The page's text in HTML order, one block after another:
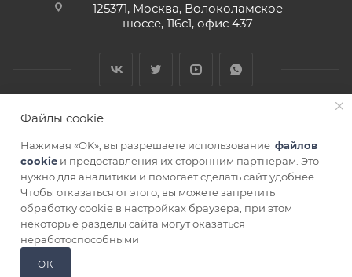
ЗАКАЗАТЬ
125371, Москва, Волоколамское
шоссе, 116с1, офис 437
СОГЛАСИЕ НА ОБРАБОТКУ ПЕРСОНАЛЬНЫХ ДАННЫХ
Файлы cookie
Нажимая «OK», вы разрешаете использование файлов
cookie и предоставления их сторонним партнерам. Это
нужно для аналитики и помогает сделать сайт удобнее.
Чтобы отказаться от этого, вы можете запретить
обработку cookie в настройках браузера, при этом
некоторые разделы сайта могут оказаться
неработоспособными
ОК